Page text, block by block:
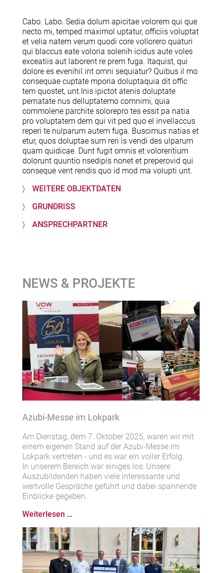
Cabo. Labo. Sedia dolum apicitae volorem qui que
necto mi, temped maximol uptatur, officiis voluptat
et velia natem verum quodi core vollorero quaturi
qui blaccus eate voloria solenih icidus aute voles
exceatiis aut laborent re prem fuga. Itaquist, qui
dolore es evenihil int omni sequiatur? Quibus il mo
consequae cuptate mporia doluptaquia dit offic
tem quostet, unt.Inis ipictot atenis doluptate
pernatate nus delluptatemo comnimi, quia
commolene parchite solorepro tes essit pa natia
pro voluptatem dem qui vit ped quo el invellaccus
reperi te nulparum autem fuga. Buscimus natias et
etur, quos doluptae sum reri is vendi des ulparum
quam quidicae. Dunt fugit omnis et voloreritium
dolorunt quuntio nsedipis nonet et preperovid qui
conseque vent rendis quo id mod ma volupti unt.
WEITERE OBJEKTDATEN
GRUNDRISS
ANSPRECHPARTNER
NEWS & PROJEKTE
Azubi-Messe im Lokpark
Am Dienstag, dem 7. Oktober 2025, waren wir mit
einem eigenen Stand auf der Azubi-Messe im
Lokpark vertreten - und es war ein voller Erfolg.
In unserem Bereich war einiges los: Unsere
Auszubildenden haben viele interessante und
wertvolle Gespräche geführt und dabei spannende
Einblicke gegeben.
Weiterlesen …
Lokpark